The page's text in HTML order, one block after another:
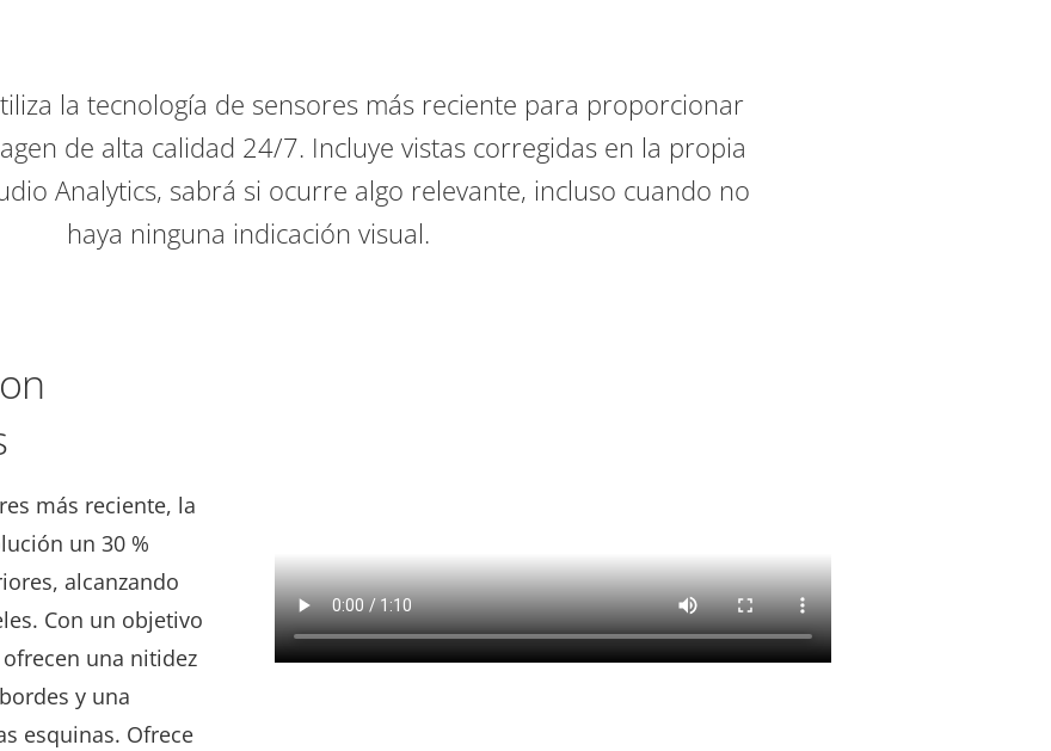
la tecnología de sensores más reciente para proporcionar
de alta calidad 24/7. Incluye vistas corregidas en la propia
Analytics, sabrá si ocurre algo relevante, incluso cuando no
haya ninguna indicación visual.
más reciente, la
un 30 %
alcanzando
Con un objetivo
una nitidez
y una
esquinas. Ofrece